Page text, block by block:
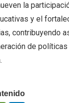
la
y el
contribuyendo
de